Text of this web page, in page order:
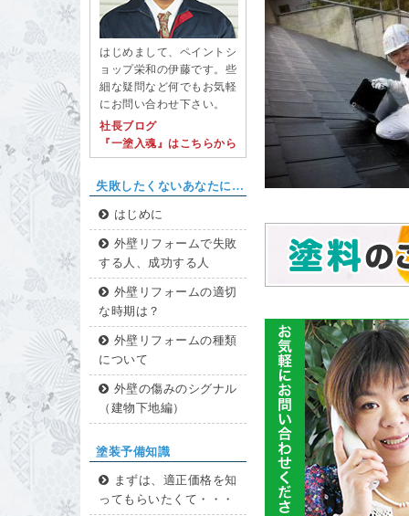
はじめまして、ペイントシ
ョップ栄和の伊藤です。些
細な疑問など何でもお気軽
にお問い合わせ下さい。
社長ブログ
『一塗入魂』はこちらから
失敗したくないあなたに…
はじめに
外壁リフォームで失敗
する人、成功する人
外壁リフォームの適切
な時期は？
外壁リフォームの種類
について
外壁の傷みのシグナル
（建物下地編）
塗装予備知識
まずは、適正価格を知
ってもらいたくて・・・